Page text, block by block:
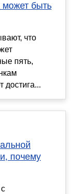
может быть
что
пять,
достига...
почему